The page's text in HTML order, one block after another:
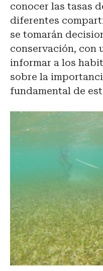
conocer las tasas
diferentes
se tomarán
conservación, con
informar a los
sobre la
fundamental de